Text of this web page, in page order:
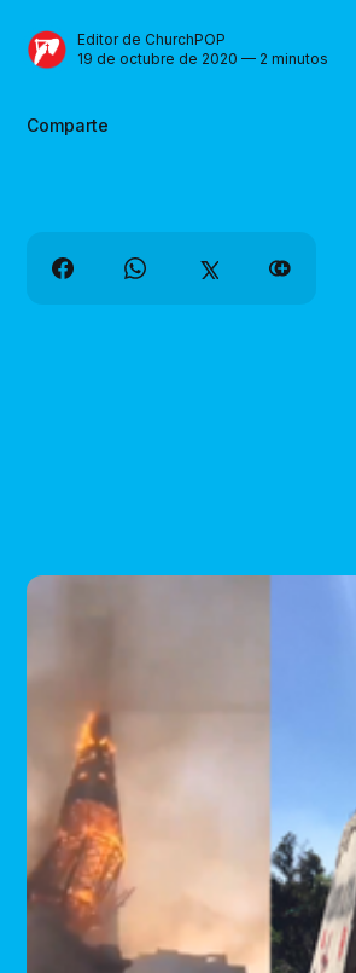
Editor de ChurchPOP
19 de octubre de 2020 — 2 minutos
Comparte